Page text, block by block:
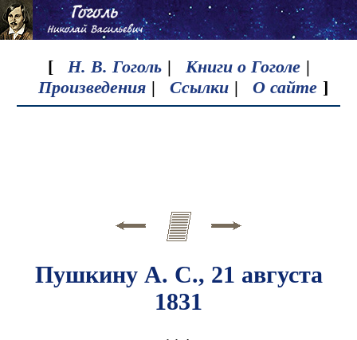
[ Н. В. Гоголь | Книги о Гоголе |
Произведения | Ссылки | О сайте ]
Пушкину А. С., 21 августа
1831